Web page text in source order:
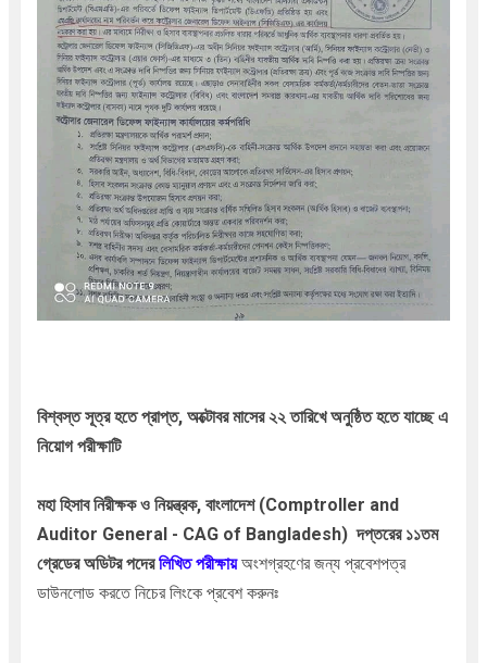
বিশ্বস্ত সূত্র হতে প্রাপ্ত, অক্টোবর মাসের ২২ তারিখে অনুষ্ঠিত হতে যাচ্ছে এ
নিয়োগ পরীক্ষাটি
মহা হিসাব নিরীক্ষক ও নিয়ন্ত্রক, বাংলাদেশ (Comptroller and
Auditor General - CAG of Bangladesh) দপ্তরের ১১তম
গ্রেডের অডিটর পদের লিখিতপরীক্ষায়অংশগ্রহণের জন্য প্রবেশপত্র
ডাউনলোড করতে নিচের লিংকে প্রবেশ করুনঃ